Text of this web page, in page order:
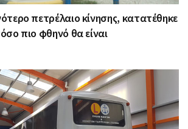
πετρέλαιο κίνησης, κατατέθηκε
πιο φθηνό θα είναι